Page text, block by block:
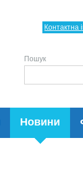
Новини
Контактна
Пошук